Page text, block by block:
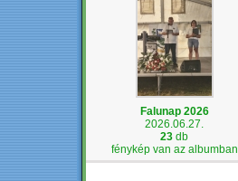
Falunap 2026
2026.06.27.
23 db
fénykép van az albumban